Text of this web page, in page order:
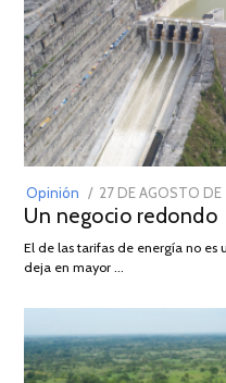
Opinión
POSTED
ON
27 DE AGOSTO
Un negocio redondo
El de las tarifas de energía no es
deja en mayor …